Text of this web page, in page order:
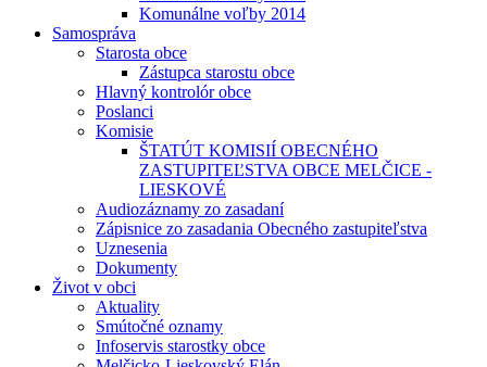
Komunálne voľby 2014
Samospráva
Starosta obce
Zástupca starostu obce
Hlavný kontrolór obce
Poslanci
Komisie
ŠTATÚT KOMISIÍ OBECNÉHO
ZASTUPITEĽSTVA OBCE MELČICE -
LIESKOVÉ
Audiozáznamy zo zasadaní
Zápisnice zo zasadania Obecného zastupiteľstva
Uznesenia
Dokumenty
Život v obci
Aktuality
Smútočné oznamy
Infoservis starostky obce